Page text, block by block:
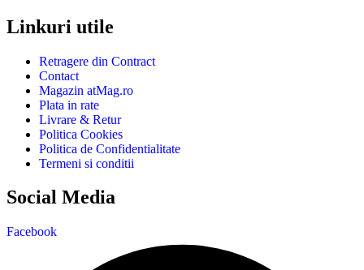
Linkuri utile
Retragere din Contract
Contact
Magazin atMag.ro
Plata in rate
Livrare & Retur
Politica Cookies
Politica de Confidentialitate
Termeni si conditii
Social Media
Facebook